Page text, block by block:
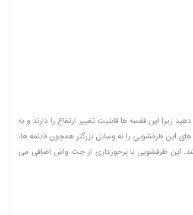
این قفسه ها قابلیت تغییر ارتفاع را دارند و به
ظرفشویی را به وسایل بزرگتر همچون قابلمه ها،
این ظرفشویی با برخورداری از جت واش اضافی می